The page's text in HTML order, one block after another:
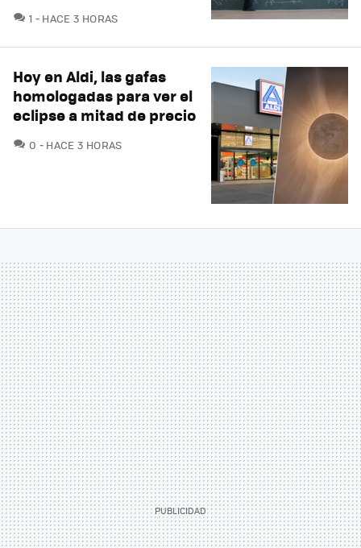
1 COMENTARIOS
HACE 3 HORAS
Hoy en Aldi, las gafas
homologadas para ver el
eclipse a mitad de precio
0 COMENTARIOS
HACE 3 HORAS